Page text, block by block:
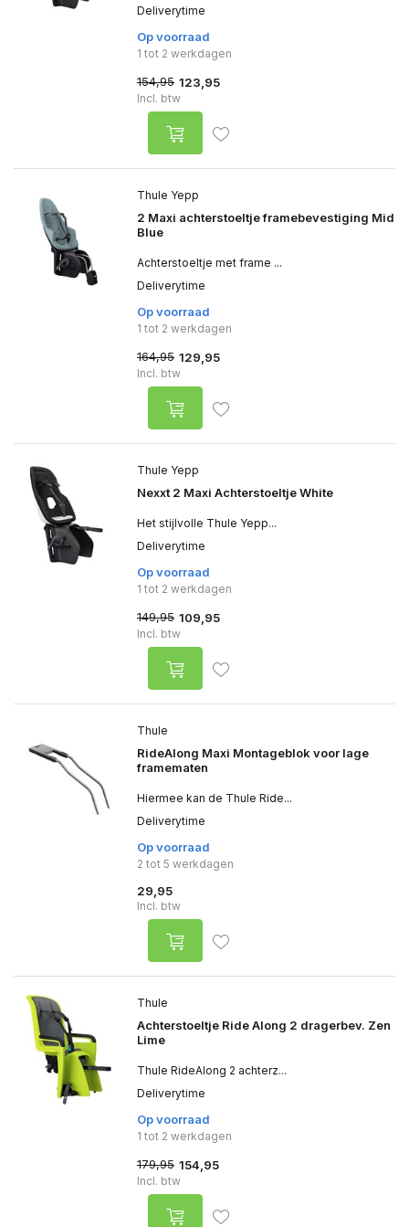
Deliverytime
Op voorraad
1 tot 2 werkdagen
154,95 123,95
Incl. btw
Thule Yepp
2 Maxi achterstoeltje framebevestiging Mid
Blue
Achterstoeltje met frame ...
Deliverytime
Op voorraad
1 tot 2 werkdagen
164,95 129,95
Incl. btw
Thule Yepp
Nexxt 2 Maxi Achterstoeltje White
Het stijlvolle Thule Yepp...
Deliverytime
Op voorraad
1 tot 2 werkdagen
149,95 109,95
Incl. btw
Thule
RideAlong Maxi Montageblok voor lage
framematen
Hiermee kan de Thule Ride...
Deliverytime
Op voorraad
2 tot 5 werkdagen
29,95
Incl. btw
Thule
Achterstoeltje Ride Along 2 dragerbev. Zen
Lime
Thule RideAlong 2 achterz...
Deliverytime
Op voorraad
1 tot 2 werkdagen
179,95 154,95
Incl. btw